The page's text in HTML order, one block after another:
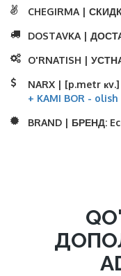
CHEGIRMA |
DOSTAVKA |
O'RNATISH |
NARX | [p.metr
+ KAMI BOR -
BRAND | БРЕНД: